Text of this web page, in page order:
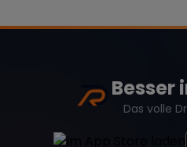
Besser
Das volle